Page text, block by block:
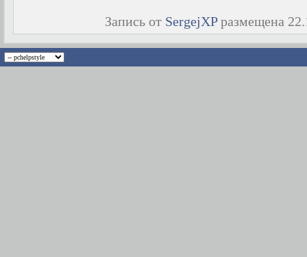
Запись от SergejXPразмещена